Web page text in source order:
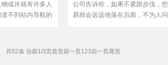
或许就有许多人
不到站内导航的
公司告诉你，如果不紧跟步伐，
易就会远远地落在后面，不为人问
共52条 当前1/3页首页前一页123后一页尾页